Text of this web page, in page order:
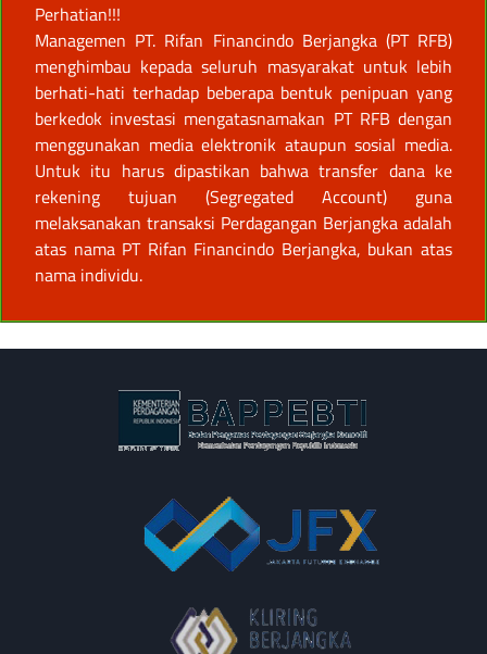
Perhatian!!!
Managemen PT. Rifan Financindo Berjangka (PT RFB)
menghimbau kepada seluruh masyarakat untuk lebih
berhati-hati terhadap beberapa bentuk penipuan yang
berkedok investasi mengatasnamakan PT RFB dengan
menggunakan media elektronik ataupun sosial media.
Untuk itu harus dipastikan bahwa transfer dana ke
rekening tujuan (Segregated Account) guna
melaksanakan transaksi Perdagangan Berjangka adalah
atas nama PT Rifan Financindo Berjangka, bukan atas
nama individu.